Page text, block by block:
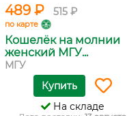
489 ₽ 515 ₽
по карте
Кошелёк на молнии
женский МГУ...
МГУ
Купить
На складе